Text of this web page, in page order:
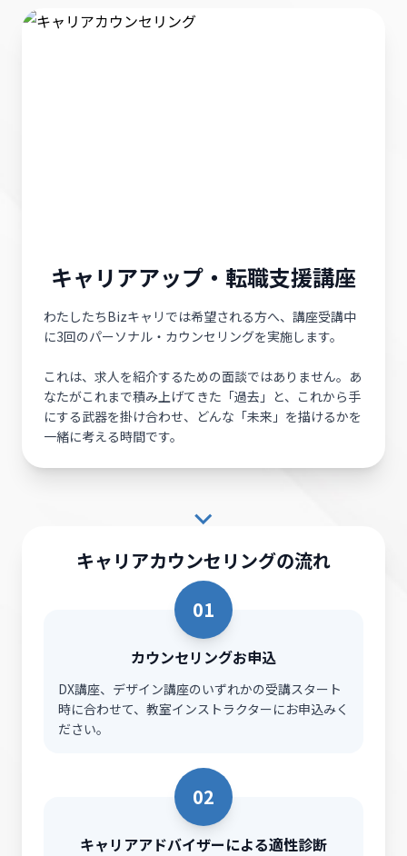
キャリアアップ・転職支援講座
わたしたちBizキャリでは希望される方へ、講座受講中
に3回のパーソナル・カウンセリングを実施します。
これは、求人を紹介するための面談ではありません。あ
なたがこれまで積み上げてきた「過去」と、これから手
にする武器を掛け合わせ、どんな「未来」を描けるかを
一緒に考える時間です。
キャリアカウンセリングの流れ
01
カウンセリングお申込
DX講座、デザイン講座のいずれかの受講スタート
時に合わせて、教室インストラクターにお申込みく
ださい。
02
キャリアアドバイザーによる適性診断